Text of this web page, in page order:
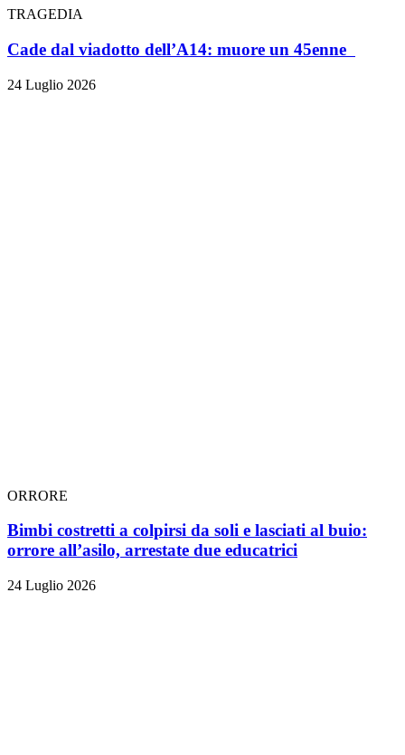
TRAGEDIA
Cade dal viadotto dell’A14: muore un 45enne
24 Luglio 2026
ORRORE
Bimbi costretti a colpirsi da soli e lasciati al buio:
orrore all’asilo, arrestate due educatrici
24 Luglio 2026